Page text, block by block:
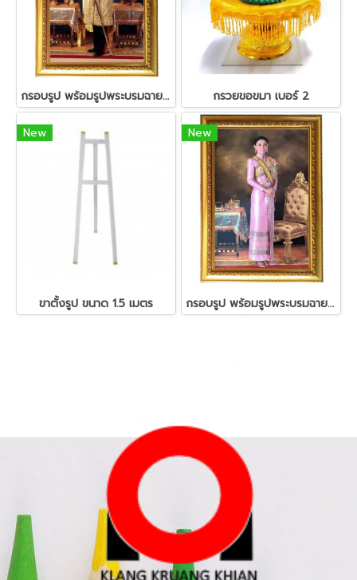
กรอบรูป พร้อมรูปพระบรมฉายาลักษณ์ 15x20 นิ้ว กรวยขอขมา เบอร์ 2
New
ขาตั้งรูป ขนาด 1.5 เมตร
New
กรอบรูป พร้อมรูปพระบรมฉายาลักษณ์ 15x20นิ้ว